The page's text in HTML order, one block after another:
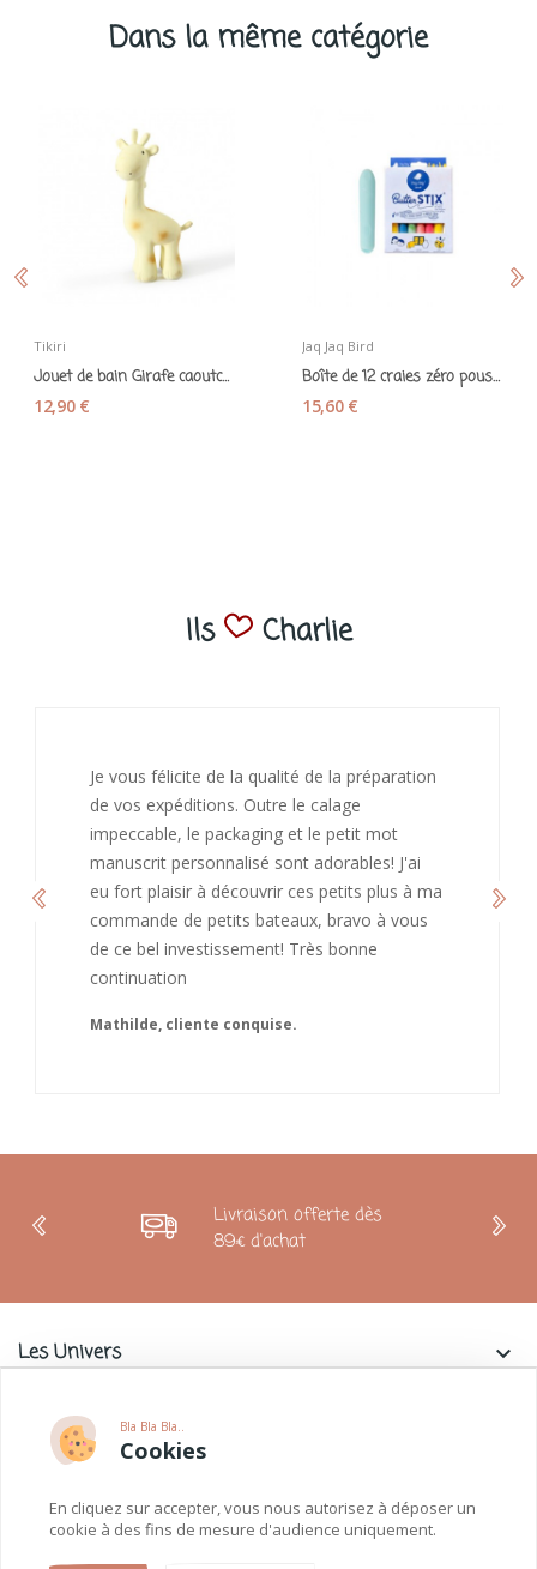
Bla Bla Bla..
Cookies
En cliquez sur accepter, vous nous autorisez à déposer un
cookie à des fins de mesure d'audience uniquement.
Dans la même catégorie
Tikiri
Jouet de bain Girafe caoutchouc naturel - Tikiri
12,90 €
Jaq Jaq Bird
Boîte de 12 craies zéro poussière et...
15,60 €
Ils Charlie
à ma
J’ai adoré ouvrir ce paquet votre
bienveillant et fait plaisir. Je ne manquerai
de recommandé chez vous. Bonne
continuation et merci à vous.
Caroline
Livraison offerte dès
89€ d'achat
Les Univers
keyboard_arrow_down
Charlie & La Petite Souris
Informations
Paiements